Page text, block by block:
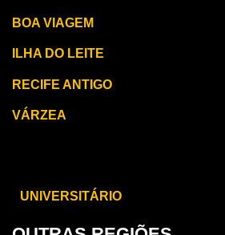
BOA VIAGEM
ILHA DO LEITE
RECIFE ANTIGO
VÁRZEA
UNIVERSITÁRIO